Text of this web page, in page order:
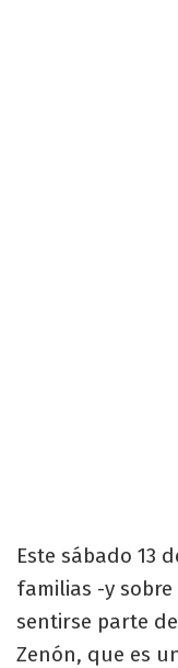
Este sábado 13
familias -y
sentirse parte
Zenón, que es